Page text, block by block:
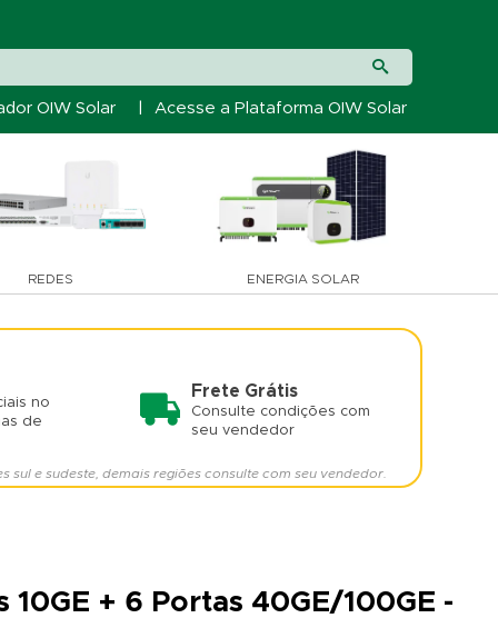
OIW Solar Acesse a Plataforma OIW Solar
REDES ENERGIA SOLAR
no
de
Frete Grátis
Consulte condições com
seu vendedor
e sudeste, demais regiões consulte com seu vendedor.
+ 6 Portas 40GE/100GE -